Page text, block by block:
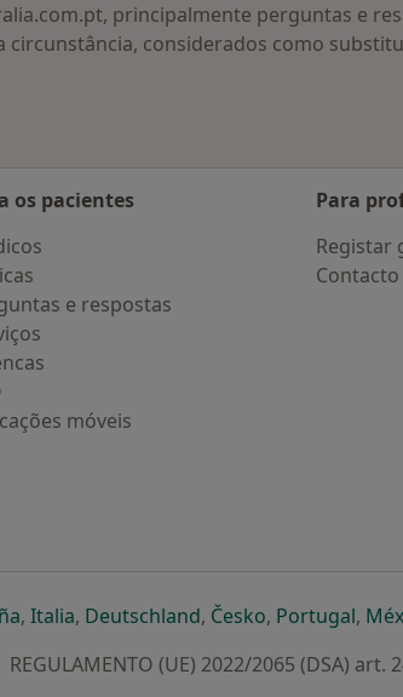
principalmente perguntas e
circunstância, considerados como
os pacientes
e respostas
móveis
Para
Registar
Contacto
separador
novo separador
abre num novo separador
, Italiaabre num novo separador
, Deutschlandabre num novo
, Českoabre num
, Portugalabre
,
REGULAMENTO (UE) 2022/2065 (DSA) art.